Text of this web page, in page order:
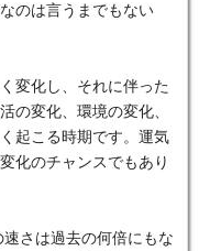
のは言うまでもない
変化し、それに伴った
の変化、環境の変化、
起こる時期です。運気
化のチャンスでもあり
さは過去の何倍にもな